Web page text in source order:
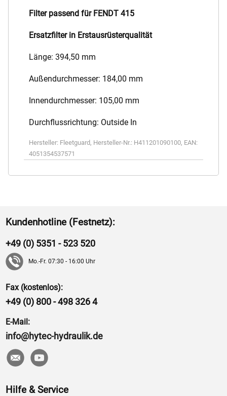
Filter passend für FENDT 415
Ersatzfilter in Erstausrüsterqualität
Länge: 394,50 mm
Außendurchmesser: 184,00 mm
Innendurchmesser: 105,00 mm
Durchflussrichtung: Outside In
Hersteller: Fleetguard , Hersteller-Nr.: H411201090100, EAN:
4051354537571
Kundenhotline (Festnetz):
+49 (0) 5351 - 523 520
Mo.-Fr. 07:30 - 16:00 Uhr
Fax (kostenlos):
+49 (0) 800 - 498 326 4
E-Mail:
info@hytec-hydraulik.de
Hilfe & Service